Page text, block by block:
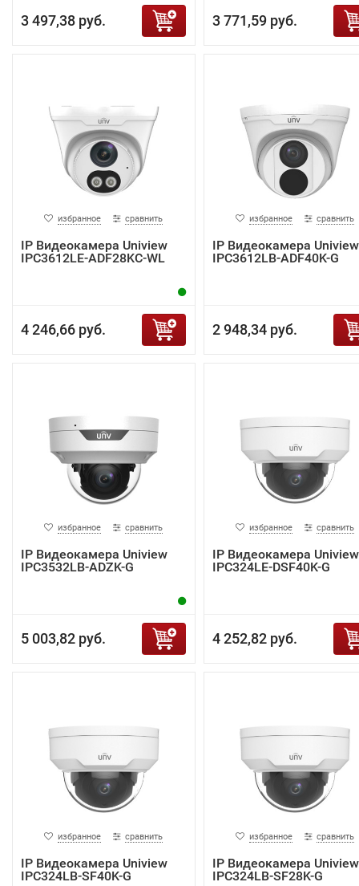
3 497,38 руб. 3 771,59 руб.
избранное сравнить
IP Видеокамера Uniview
IPC3612LE-ADF28KC-WL
4 246,66 руб.
избранное сравнить
IP Видеокамера Uniview
IPC3612LB-ADF40K-G
2 948,34 руб.
избранное сравнить
IP Видеокамера Uniview
IPC3532LB-ADZK-G
5 003,82 руб.
избранное сравнить
IP Видеокамера Uniview
IPC324LE-DSF40K-G
4 252,82 руб.
избранное сравнить
IP Видеокамера Uniview
IPC324LB-SF40K-G
избранное сравнить
IP Видеокамера Uniview
IPC324LB-SF28K-G